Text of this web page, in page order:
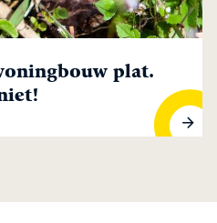
plat.
plat. Een grap? Zeker niet!